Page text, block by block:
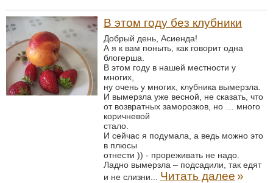
В этом году без клубники
Добрый день, Асиенда!
А я к вам поныть, как говорит одна
блогерша.
В этом году в нашей местности у
многих,
ну очень у многих, клубника вымерзла.
И вымерзла уже весной, не сказать, что
от возвратных заморозков, но … много
коричневой
стало.
И сейчас я подумала, а ведь можно это
в плюсы
отнести )) - прореживать не надо.
Ладно вымерзла – подсадили, так едят
и не слизни... Читать далее»